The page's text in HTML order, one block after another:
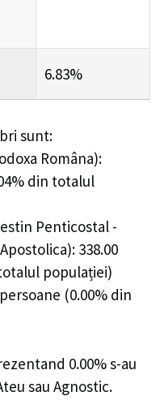
6.83%
sunt:
Româna):
din totalul
Penticostal -
338.00
populației)
(0.00% din
0.00% s-au
sau Agnostic.